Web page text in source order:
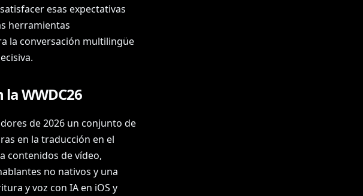
esas expectativas
herramientas
la conversación multilingüe
WWDC26
de 2026 un conjunto de
en la traducción en el
contenidos de vídeo,
no nativos y una
y voz con IA en iOS y